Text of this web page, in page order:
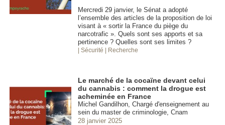
Mercredi 29 janvier, le Sénat a adopté
l’ensemble des articles de la proposition de loi
visant à « sortir la France du piège du
narcotrafic ». Quels sont ses apports et sa
pertinence ? Quelles sont ses limites ?
| Sécurité | Recherche
Le marché de la cocaïne devant celui
du cannabis : comment la drogue est
acheminée en France
Michel Gandilhon, Chargé d'enseignement au
sein du master de criminologie, Cnam
28 janvier 2025